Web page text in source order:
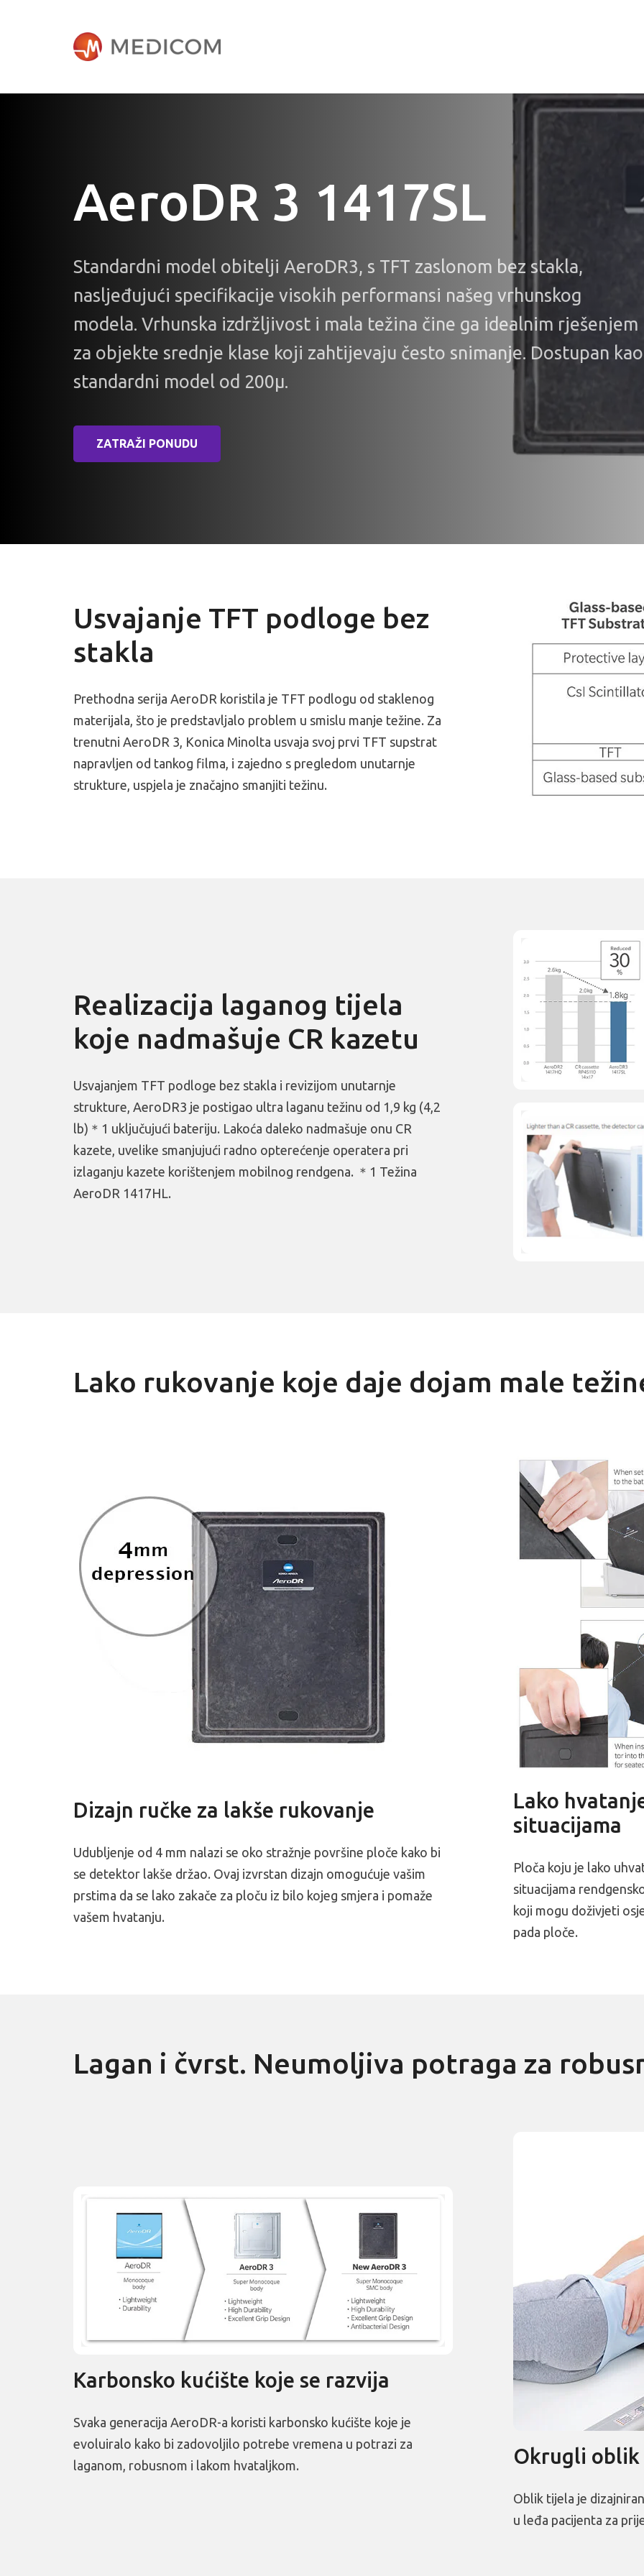
AeroDR 3 1417SL
Standardni model obitelji AeroDR3, s TFT zaslonom bez stakla,
nasljeđujući specifikacije visokih performansi našeg vrhunskog
modela. Vrhunska izdržljivost i mala težina čine ga idealnim rješenjem
za objekte srednje klase koji zahtijevaju često snimanje. Dostupan kao
standardni model od 200µ.
ZATRAŽI PONUDU
Usvajanje TFT podloge bez
stakla
Prethodna serija AeroDR koristila je TFT podlogu od staklenog
materijala, što je predstavljalo problem u smislu manje težine. Za
trenutni AeroDR 3, Konica Minolta usvaja svoj prvi TFT supstrat
napravljen od tankog filma, i zajedno s pregledom unutarnje
strukture, uspjela je značajno smanjiti težinu.
Realizacija laganog tijela
koje nadmašuje CR kazetu
Usvajanjem TFT podloge bez stakla i revizijom unutarnje
strukture, AeroDR3 je postigao ultra laganu težinu od 1,9 kg (4,2
lb)＊1 uključujući bateriju. Lakoća daleko nadmašuje onu CR
kazete, uvelike smanjujući radno opterećenje operatera pri
izlaganju kazete korištenjem mobilnog rendgena. ＊1 Težina
AeroDR 1417HL.
Lako rukovanje koje daje dojam male
Dizajn ručke za lakše rukovanje
Udubljenje od 4 mm nalazi se oko stražnje površine ploče kako bi
se detektor lakše držao. Ovaj izvrstan dizajn omogućuje vašim
prstima da se lako zakače za ploču iz bilo kojeg smjera i pomaže
vašem hvatanju.
Lako
situacijama
Ploča koju je lako
situacijama
koji mogu doživjeti
pada ploče.
Lagan i čvrst. Neumoljiva potraga za
Karbonsko kućište koje se razvija
Svaka generacija AeroDR-a koristi karbonsko kućište koje je
evoluiralo kako bi zadovoljilo potrebe vremena u potrazi za
laganom, robusnom i lakom hvataljkom.
Okrugli
Oblik tijela je
u leđa pacijenta za